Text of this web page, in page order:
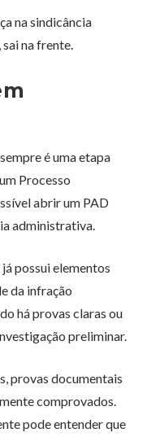
na sindicância
na frente.
é uma etapa
Processo
abrir um PAD
administrativa.
possui elementos
da infração
há provas claras ou
preliminar.
provas documentais
comprovados.
pode entender que